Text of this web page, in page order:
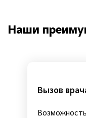
Наши
Вызов